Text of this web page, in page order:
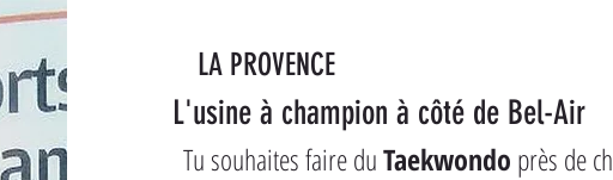
LA PROVENCE
L'usine à champion à côté de Bel-Air
Tu souhaites faire du Taekwondo près de